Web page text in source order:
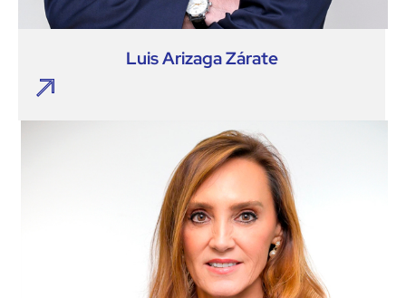
Luis Arizaga Zárate